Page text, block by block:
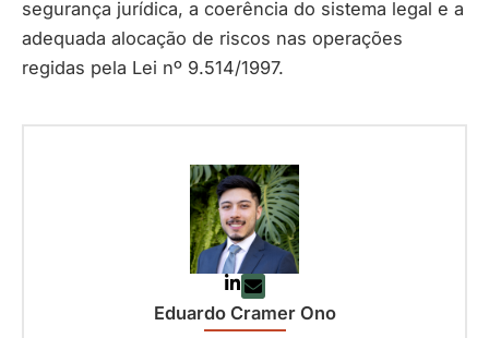
segurança jurídica, a coerência do sistema legal e a
adequada alocação de riscos nas operações
regidas pela Lei nº 9.514/1997.
Eduardo Cramer Ono